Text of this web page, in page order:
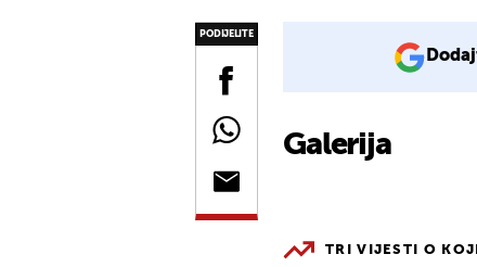
PODIJELITE
Galerija
TRI VIJESTI O